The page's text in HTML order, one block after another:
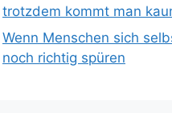
trotzdem kommt man
Wenn Menschen sich
noch richtig spüren